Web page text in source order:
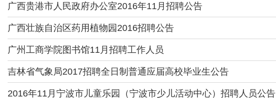
广西贵港市人民政府办公室2016年11月招聘公告
广西壮族自治区药用植物园2016招聘公告
广州工商学院图书馆11月招聘工作人员
吉林省气象局2017招聘全日制普通应届高校毕业生公告
2016年11月宁波市儿童乐园（宁波市少儿活动中心）招聘人员公告